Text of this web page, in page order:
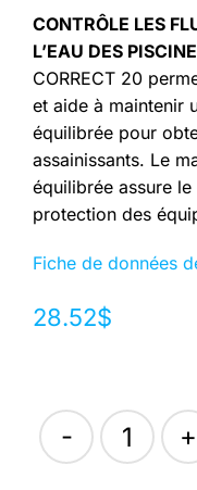
CONTRÔLE LES
L’EAU DES
CORRECT 20
et aide à maintenir
équilibrée pour
assainissants. Le
équilibrée assure
protection des
Fiche de données
28.52$